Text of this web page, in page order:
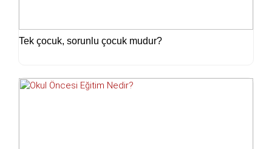
Tek çocuk, sorunlu çocuk mudur?